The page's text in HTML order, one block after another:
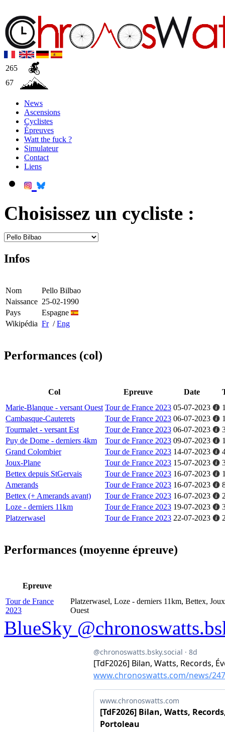
265
67
News
Ascensions
Cyclistes
Épreuves
Watt the fuck ?
Simulateur
Contact
Liens
Choisissez un cycliste :
Infos
Nom
Pello Bilbao
Naissance 25-02-1990
Pays
Espagne
Wikipédia Fr/Eng
Performances (col)
Col Epreuve Date
Marie-Blanque - versant Ouest Tour de France 2023 05-07-2023
Cambasque-Cauterets
Tour de France 2023 06-07-2023
Tourmalet - versant Est
Tour de France 2023 06-07-2023
Puy de Dome - derniers 4km
Tour de France 2023 09-07-2023
Grand Colombier
Tour de France 2023 14-07-2023
Joux-Plane
Tour de France 2023 15-07-2023
Bettex depuis StGervais
Tour de France 2023 16-07-2023
Amerands
Tour de France 2023 16-07-2023
Bettex (+ Amerands avant)
Tour de France 2023 16-07-2023
Loze - derniers 11km
Tour de France 2023 19-07-2023
Platzerwasel
Tour de France 2023 22-07-2023
Performances (moyenne épreuve)
Epreuve
Tour de France
2023
Platzerwasel, Loze - derniers 11km, Bettex,
Ouest
BlueSky